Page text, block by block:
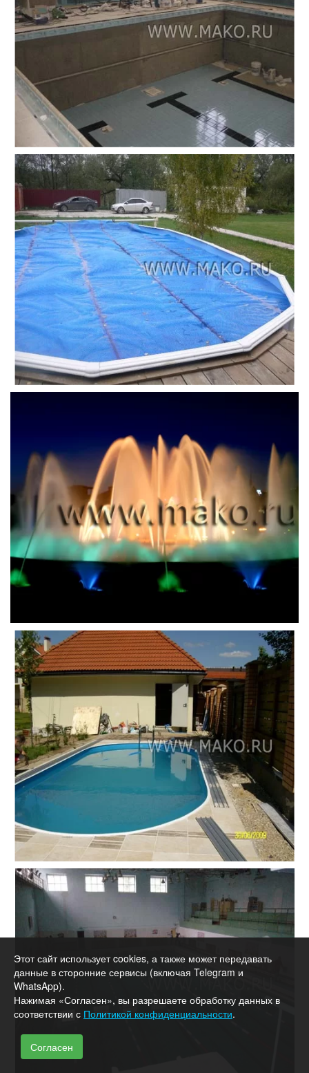
Этот сайт использует cookies, а также может передавать
данные в сторонние сервисы (включая Telegram и
WhatsApp).
Нажимая «Согласен», вы разрешаете обработку данных в
соответствии с Политикой конфиденциальности.
Согласен